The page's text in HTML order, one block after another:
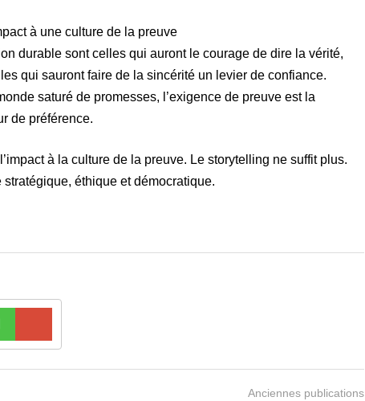
à une culture de la preuve
durable sont celles qui auront le courage de dire la vérité,
qui sauront faire de la sincérité un levier de confiance.
saturé de promesses, l’exigence de preuve est la
de préférence.
à la culture de la preuve. Le storytelling ne suffit plus.
éthique et démocratique.
Anciennes publications